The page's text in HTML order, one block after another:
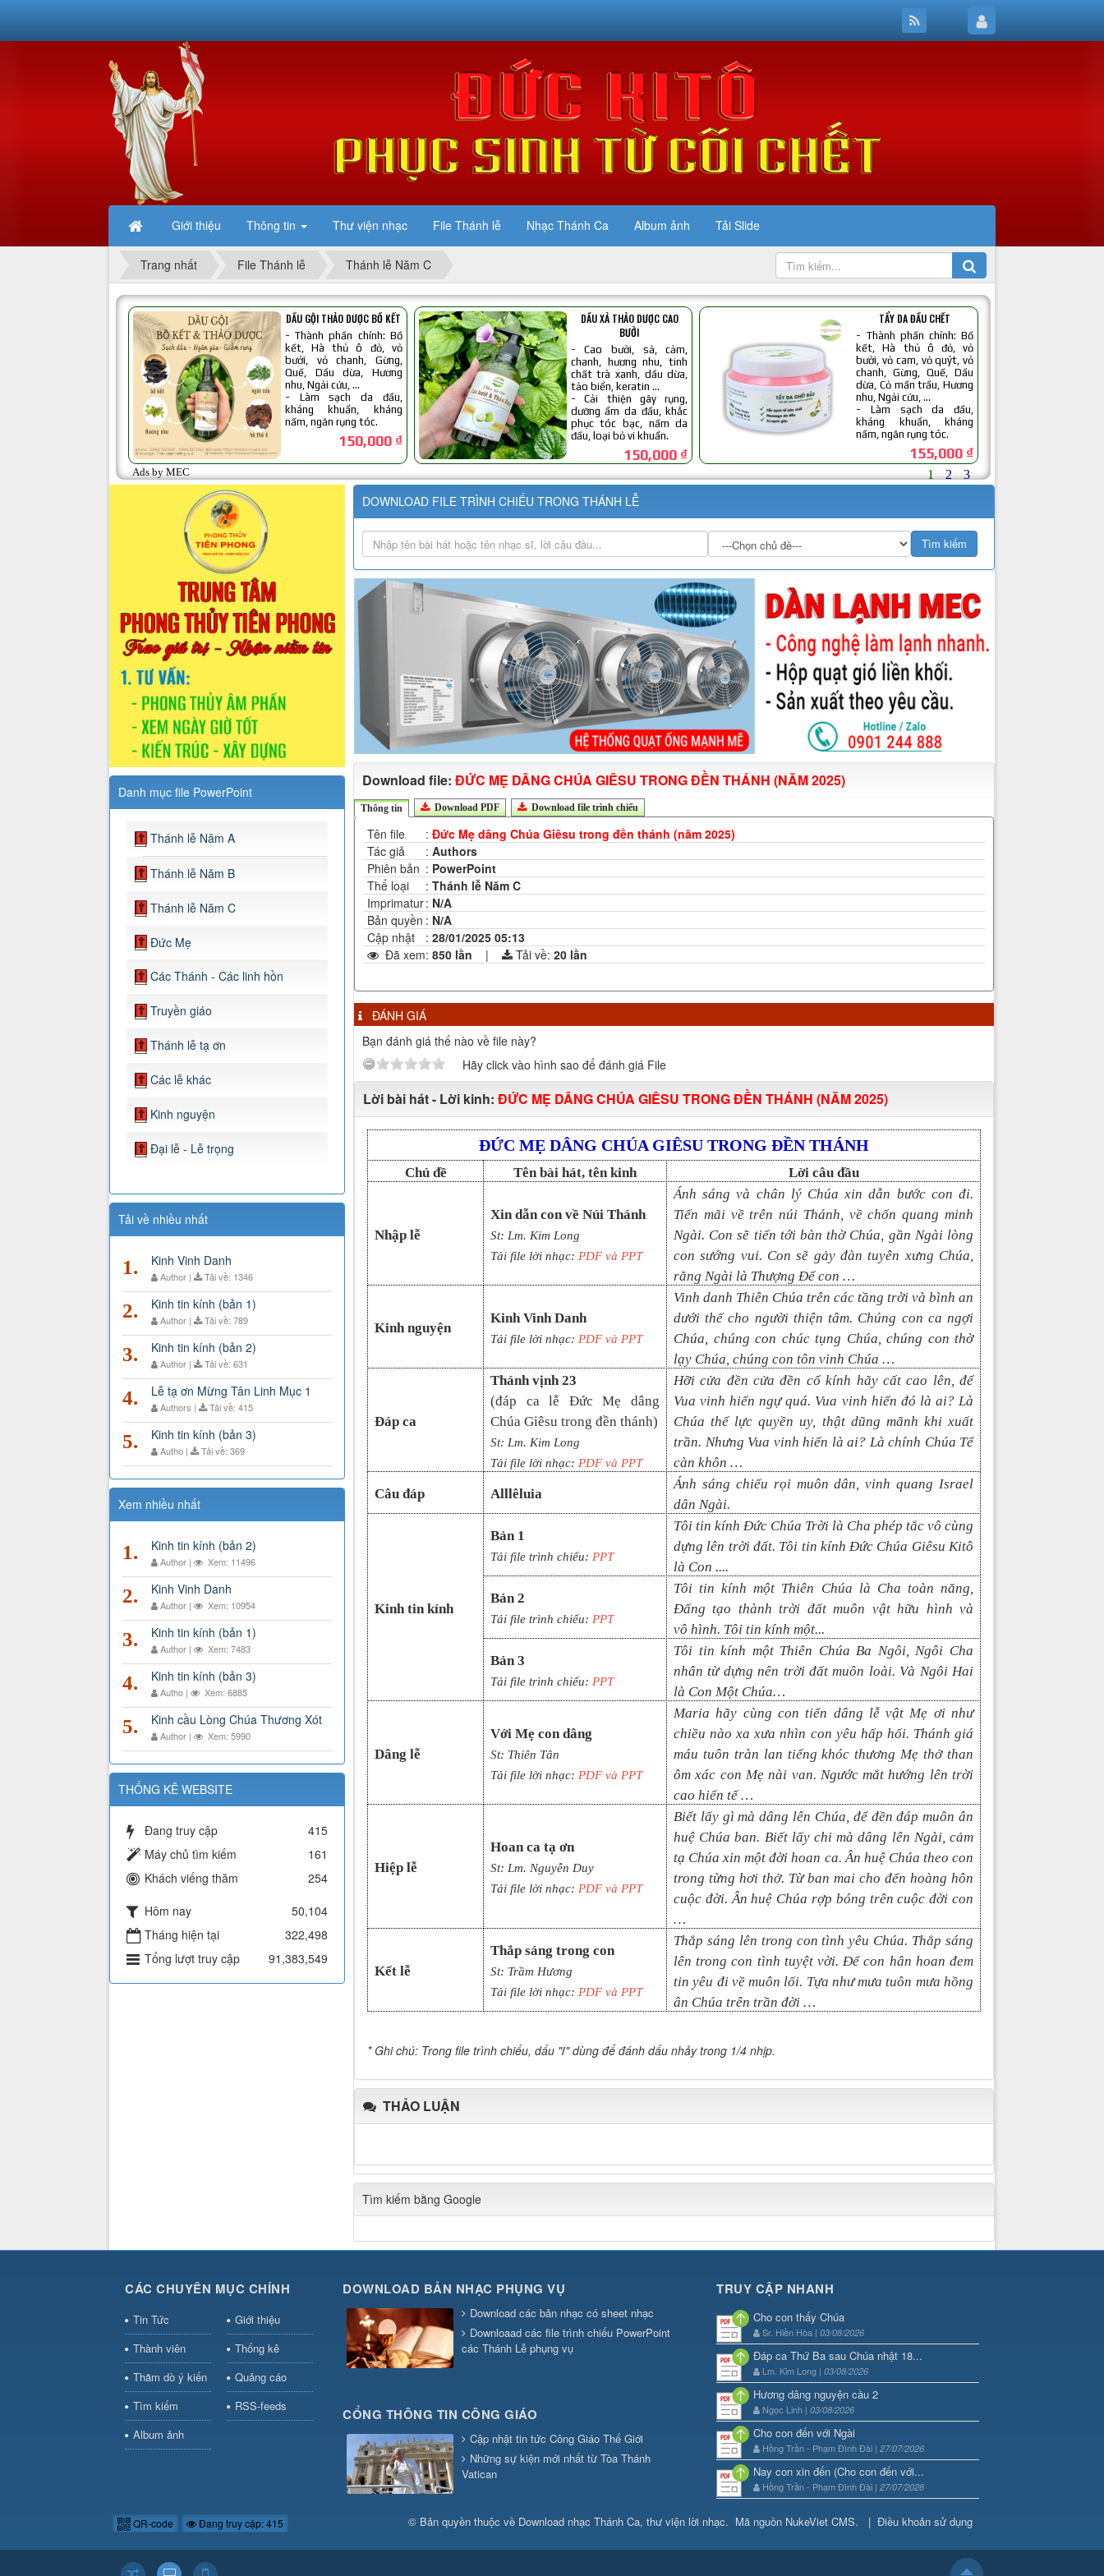
Giới thiệu Thông tin Thư viện nhạc File Thánh lễ Nhạc Thánh Ca Album ảnh Tải Slide
Trang nhất File Thánh lễ Thánh lễ Năm C
Danh mục file PowerPoint
Thánh lễ Năm A
Thánh lễ Năm B
Thánh lễ Năm C
Đức Mẹ
Các Thánh - Các linh hồn
Truyền giáo
Thánh lễ tạ ơn
Các lễ khác
Kinh nguyện
Đại lễ - Lễ trọng
Tải về nhiều nhất
1. Kinh Vinh Danh
Author | Tải về: 1346
2. Kinh tin kính (bản 1)
Author | Tải về: 789
3. Kinh tin kính (bản 2)
Author | Tải về: 631
4. Lễ tạ ơn Mừng Tân Linh Mục 1
Authors | Tải về: 415
5. Kinh tin kính (bản 3)
Autho | Tải về: 369
Xem nhiều nhất
1. Kinh tin kính (bản 2)
Author | Xem: 11496
2. Kinh Vinh Danh
Author | Xem: 10954
3. Kinh tin kính (bản 1)
Author | Xem: 7483
4. Kinh tin kính (bản 3)
Autho | Xem: 6885
5. Kinh cầu Lòng Chúa Thương Xót
Author | Xem: 5990
THỐNG KÊ WEBSITE
Đang truy cập
415
Máy chủ tìm kiếm
161
Khách viếng thăm
254
Hôm nay
50,104
Tháng hiện tại
322,498
Tổng lượt truy cập
91,383,549
DOWNLOAD FILE TRÌNH CHIẾU TRONG THÁNH LỄ
Download file: ĐỨC MẸ DÂNG CHÚA GIÊSU TRONG ĐỀN THÁNH (NĂM 2025)
Thông tin Download PDF Download file trình chiếu
Tên file : Đức Mẹ dâng Chúa Giêsu trong đền thánh (năm 2025)
Tác giả
: Authors
Phiên bản : PowerPoint
Thể loại
: Thánh lễ Năm C
Imprimatur: N/A
Bản quyền : N/A
Cập nhật
: 28/01/2025 05:13
Đã xem: 850 lần | Tải về: 20 lần
ĐÁNH GIÁ
Bạn đánh giá thế nào về file này?
Hãy click vào hình sao để đánh giá File
Lời bài hát - Lời kinh: ĐỨC MẸ DÂNG CHÚA GIÊSU TRONG ĐỀN THÁNH (NĂM 2025)
ĐỨC MẸ DÂNG CHÚA GIÊSU TRONG ĐỀN THÁNH
Chủ đề Tên bài hát, tên kinh Lời câu đầu
Nhập lễ
Xin dẫn con về Núi Thánh
St: Lm. Kim Long
Tải file lời nhạc: PDF và PPT
Ánh sáng và chân lý Chúa xin dẫn bước con đi.
Tiến mãi về trên núi Thánh, về chốn quang minh
Ngài. Con sẽ tiến tới bàn thờ Chúa, gần Ngài lòng
con sướng vui. Con sẽ gảy đàn tuyên xưng Chúa,
rằng Ngài là Thượng Đế con …
Kinh nguyện
Kinh Vinh Danh
Tải file lời nhạc: PDF và PPT
Vinh danh Thiên Chúa trên các tầng trời và bình an
dưới thế cho người thiện tâm. Chúng con ca ngợi
Chúa, chúng con chúc tụng Chúa, chúng con thờ
lạy Chúa, chúng con tôn vinh Chúa …
Đáp ca
Thánh vịnh 23
(đáp calễ Đức Mẹ dâng
Chúa Giêsu trong đền thánh)
St: Lm. Kim Long
Tải file lời nhạc: PDF và PPT
Hỡi cửa đền cửa đền cổ kính hãy cất cao lên, để
Vua vinh hiển ngự quá. Vua vinh hiển đó là ai? Là
Chúa thế lực quyền uy, thật dũng mãnh khi xuất
trần. Nhưng Vua vinh hiển là ai? Là chính Chúa Tể
càn khôn …
Câu đáp
Alllêluia
Ánh sáng chiếu rọi muôn dân, vinh quang Israel
dân Ngài.
Kinh tin kính
Bản 1
Tải file trình chiếu: PPT
Tôi tin kính Đức Chúa Trời là Cha phép tắc vô cùng
dựng lên trời đất. Tôi tin kính Đức Chúa Giêsu Kitô
là Con ....
Bản 2
Tải file trình chiếu: PPT
Tôi tin kính một Thiên Chúa là Cha toàn năng,
Đấng tạo thành trời đất muôn vật hữu hình và
vô hình. Tôi tin kính một...
Bản 3
Tải file trình chiếu: PPT
Tôi tin kính một Thiên Chúa Ba Ngôi, Ngôi Cha
nhân từ dựng nên trời đất muôn loài. Và NgôiHai
là Con Một Chúa…
Dâng lễ
Với Mẹ con dâng
St: Thiên Tân
Tải file lời nhạc: PDF và PPT
Maria hãy cùng con tiến dâng lễ vật Mẹ ơi như
chiều nào xa xưa nhìn con yêu hấp hối. Thánh giá
máu tuôn tràn lan tiếng khóc thương Mẹ thở than
ôm xác con Mẹ nài van. Ngước mắt hướng lên trời
cao hiến tế …
Hiệp lễ
Hoan ca tạ ơn
St: Lm. Nguyễn Duy
Tải file lời nhạc: PDF và PPT
Biết lấy gì mà dâng lên Chúa, để đền đáp muôn ân
huệ Chúa ban. Biết lấy chi mà dâng lên Ngài, cảm
tạ Chúa xin một đời hoan ca. Ân huệ Chúa theo con
trong từng hơi thở. Từ ban mai cho đến hoàng hôn
cuộc đời. Ân huệ Chúa rợp bóng trên cuộc đời con
…
Kết lễ
Thắp sáng trong con
St: Trầm Hương
Tải file lời nhạc: PDF và PPT
Thắp sáng lên trong con tình yêu Chúa. Thắp sáng
lên trong con tình tuyệt vời. Để con hân hoan đem
tin yêu đi về muôn lối. Tựa như mưa tuôn mưa hồng
ân Chúa trên trần đời …
* Ghi chú: Trong file trình chiếu, dấu "/" dùng để đánh dấu nhảy trong 1/4 nhịp.
THẢO LUẬN
Tìm kiếm bằng Google
CÁC CHUYÊN MỤC CHÍNH
Tin Tức
Giới thiệu
Thành viên
Thống kê
Thăm dò ý kiến
Quảng cáo
Tìm kiếm
RSS-feeds
Album ảnh
DOWNLOAD BẢN NHẠC PHỤNG VỤ
Download các bản nhạc có sheet nhạc
Downloaad các file trình chiếu PowerPoint
các Thánh Lễ phụng vụ
CỔNG THÔNG TIN CÔNG GIÁO
Cập nhật tin tức Công Giáo Thế Giới
Những sự kiện mới nhất từ Tòa Thánh
Vatican
TRUY CẬP NHANH
Cho con thấy Chúa
Sr. Hiền Hòa | 03/08/2026
Đáp ca Thứ Ba sau Chúa nhật 18...
Lm. Kim Long | 03/08/2026
Hương dâng nguyện cầu 2
Ngọc Linh | 03/08/2026
Cho con đến với Ngài
Hồng Trần - Phạm Đình Đài | 27/07/2026
Nay con xin đến (Cho con đến với...
Hồng Trần - Phạm Đình Đài | 27/07/2026
QR-code Đang truy cập: 415 © Bản quyền thuộc về Download nhạc Thánh Ca, thư viện lời nhạc. Mã nguồn NukeViet CMS. | Điều khoản sử dụng